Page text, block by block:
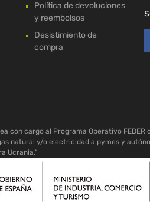
Política de devoluciones
y reembolsos
Desistimiento de
compra
con cargo al Programa Operativo
natural y/o electricidad a pymes y
Ucrania."